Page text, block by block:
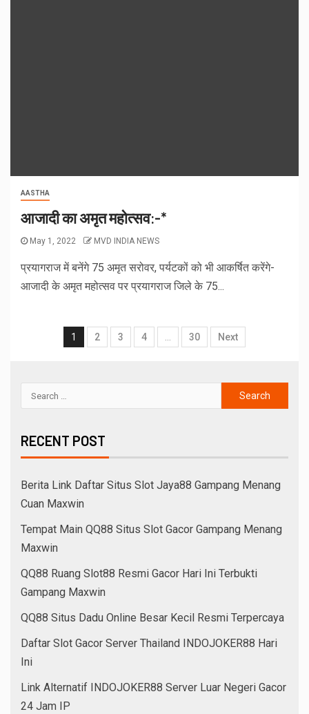
AASTHA
आजादी का अमृत महोत्सव:-*
May 1, 2022 MVD INDIA NEWS
प्रयागराज में बनेंगे 75 अमृत सरोवर, पर्यटकों को भी आकर्षित करेंगे-
आजादी के अमृत महोत्सव पर प्रयागराज जिले के 75...
1 2 3 4 … 30 Next
RECENT POST
Berita Link Daftar Situs Slot Jaya88 Gampang Menang
Cuan Maxwin
Tempat Main QQ88 Situs Slot Gacor Gampang Menang
Maxwin
QQ88 Ruang Slot88 Resmi Gacor Hari Ini Terbukti
Gampang Maxwin
QQ88 Situs Dadu Online Besar Kecil Resmi Terpercaya
Daftar Slot Gacor Server Thailand INDOJOKER88 Hari
Ini
Link Alternatif INDOJOKER88 Server Luar Negeri Gacor
24 Jam IP